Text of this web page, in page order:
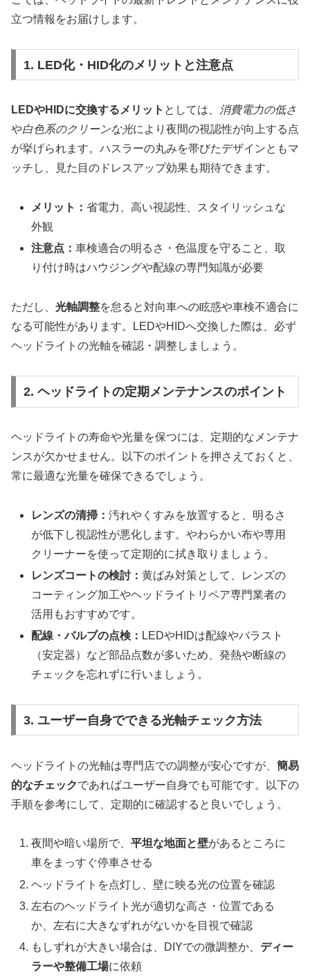
立つ情報をお届けします。
1. LED化・HID化のメリットと注意点
LEDやHIDに交換するメリット としては、 消費電力の低さ
や白色系のクリーンな光により夜間の視認性が向上する点
が挙げられます。ハスラーの丸みを帯びたデザインともマ
ッチし、見た目のドレスアップ効果も期待できます。
メリット：省電力、高い視認性、スタイリッシュな
外観
注意点：車検適合の明るさ・色温度を守ること、取
り付け時はハウジングや配線の専門知識が必要
ただし、 光軸調整を怠ると対向車への眩惑や車検不適合に
なる可能性があります。LEDやHIDへ交換した際は、必ず
ヘッドライトの光軸を確認・調整しましょう。
2. ヘッドライトの定期メンテナンスのポイント
ヘッドライトの寿命や光量を保つには、定期的なメンテナ
ンスが欠かせません。以下のポイントを押さえておくと、
常に最適な光量を確保できるでしょう。
レンズの清掃：汚れやくすみを放置すると、明るさ
が低下し視認性が悪化します。やわらかい布や専用
クリーナーを使って定期的に拭き取りましょう。
レンズコートの検討：黄ばみ対策として、レンズの
コーティング加工やヘッドライトリペア専門業者の
活用もおすすめです。
配線・バルブの点検： LEDやHIDは配線やバラスト
（安定器）など部品点数が多いため、発熱や断線の
チェックを忘れずに行いましょう。
3. ユーザー自身でできる光軸チェック方法
ヘッドライトの光軸は専門店での調整が安心ですが、 簡易
的なチェックであればユーザー自身でも可能です。以下の
手順を参考にして、定期的に確認すると良いでしょう。
夜間や暗い場所で、平坦な地面と壁があるところに
車をまっすぐ停車させる
ヘッドライトを点灯し、壁に映る光の位置を確認
左右のヘッドライト光が適切な高さ・位置である
か、左右に大きなずれがないかを目視で確認
もしずれが大きい場合は、DIYでの微調整か、 ディー
ラーや整備工場に依頼